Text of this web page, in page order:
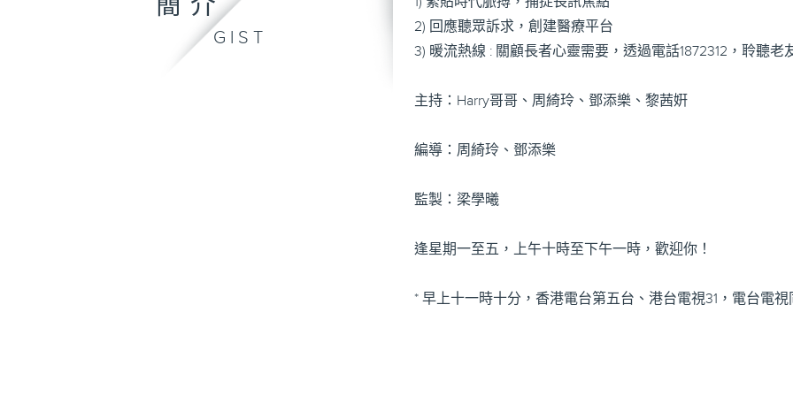
簡介
GIST
2) 回應聽眾訴求，創建醫療平台
3) 暖流熱線 : 關顧長者心靈需要，透過電話1872312，聆聽老
主持：Harry哥哥、周綺玲、鄧添樂、黎茜姸
編導：周綺玲、鄧添樂
監製：梁學曦
逢星期一至五，上午十時至下午一時，歡迎你！
* 早上十一時十分，香港電台第五台、港台電視31，電台電視